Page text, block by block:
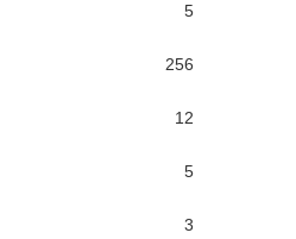
5
256
12
5
3